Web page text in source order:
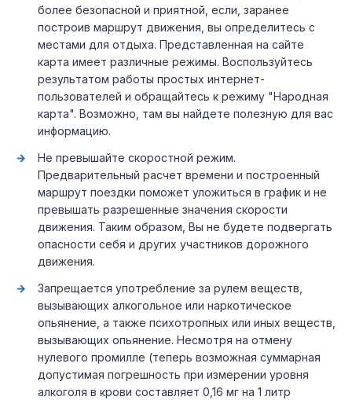
более безопасной и приятной, если, заранее
построив маршрут движения, вы определитесь с
местами для отдыха. Представленная на сайте
карта имеет различные режимы. Воспользуйтесь
результатом работы простых интернет-
пользователей и обращайтесь к режиму "Народная
карта". Возможно, там вы найдете полезную для вас
информацию.
Не превышайте скоростной режим.
Предварительный расчет времени и построенный
маршрут поездки поможет уложиться в график и не
превышать разрешенные значения скорости
движения. Таким образом, Вы не будете подвергать
опасности себя и других участников дорожного
движения.
Запрещается употребление за рулем веществ,
вызывающих алкогольное или наркотическое
опьянение, а также психотропных или иных веществ,
вызывающих опьянение. Несмотря на отмену
нулевого промилле (теперь возможная суммарная
допустимая погрешность при измерении уровня
алкоголя в крови составляет 0,16 мг на 1 литр